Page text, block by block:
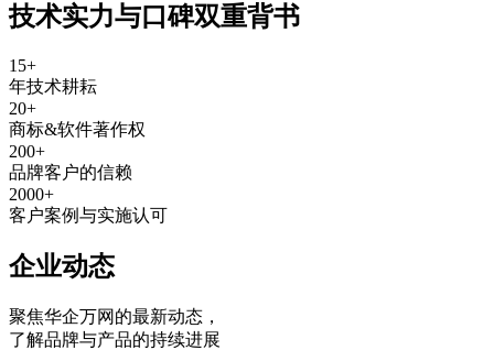
技术实力与口碑双重背书
15+
年技术耕耘
20+
商标&软件著作权
200+
品牌客户的信赖
2000+
客户案例与实施认可
企业动态
聚焦华企万网的最新动态 ，
了解品牌与产品的持续进展